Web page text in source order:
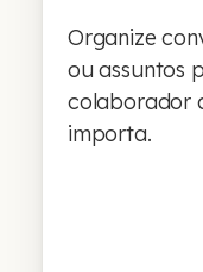
Organize
ou assuntos
colaborador
importa.